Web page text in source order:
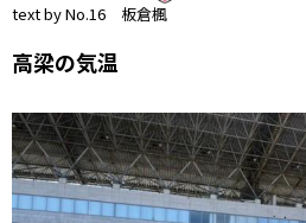
text by No.16 板倉楓
高梁の気温